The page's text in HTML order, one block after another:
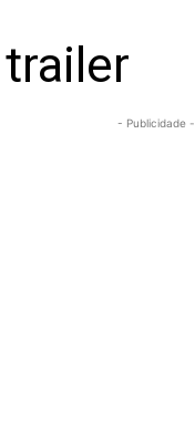
- Publicidade -